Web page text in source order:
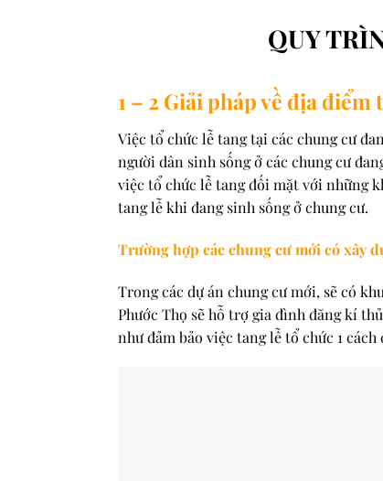
QUY
1 – 2 Giải pháp về địa
Việc tổ chức lễ tang tại các chung cư
người dân sinh sống ở các chung cư
việc tổ chức lễ tang đối mặt với những
tang lễ khi đang sinh sống ở chung cư.
Trường hợp các chung cư mới có xây
Trong các dự án chung cư mới, sẽ có
Phước Thọ sẽ hỗ trợ gia đình đăng kí
như đảm bảo việc tang lễ tổ chức 1